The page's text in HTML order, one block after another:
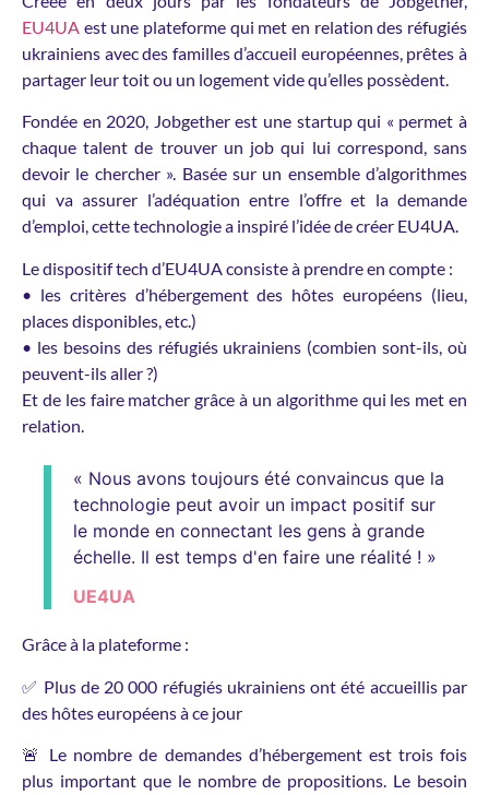
EU4UA est une plateforme qui met en relation des réfugiés
ukrainiens avec des familles d’accueil européennes, prêtes à
partager leur toit ou un logement vide qu’elles possèdent.
Fondée en 2020, Jobgether est une startup qui « permet à
chaque talent de trouver un job qui lui correspond, sans
devoir le chercher ». Basée sur un ensemble d’algorithmes
qui va assurer l’adéquation entre l’offre et la demande
d’emploi, cette technologie a inspiré l’idée de créer EU4UA.
Le dispositif tech d’EU4UA consiste à prendre en compte :
• les critères d’hébergement des hôtes européens (lieu,
places disponibles, etc.)
• les besoins des réfugiés ukrainiens (combien sont-ils, où
peuvent-ils aller ?)
Et de les faire matcher grâce à un algorithme qui les met en
relation.
« Nous avons toujours été convaincus que la
technologie peut avoir un impact positif sur
le monde en connectant les gens à grande
échelle. Il est temps d'en faire une réalité ! »
UE4UA
Grâce à la plateforme :
✅ Plus de 20 000 réfugiés ukrainiens ont été accueillis par
des hôtes européens à ce jour
🚨 Le nombre de demandes d’hébergement est trois fois
plus important que le nombre de propositions. Le besoin